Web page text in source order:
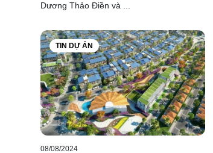
Dương Thảo Điền và ...
TIN DỰ ÁN
08/08/2024